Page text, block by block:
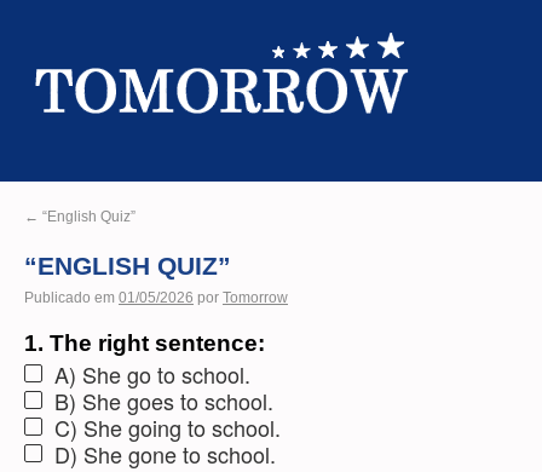
← “English Quiz”
“ENGLISH QUIZ”
Publicado em 01/05/2026 por Tomorrow
1. The right sentence:
A) She go to school.
B) She goes to school.
C) She going to school.
D) She gone to school.